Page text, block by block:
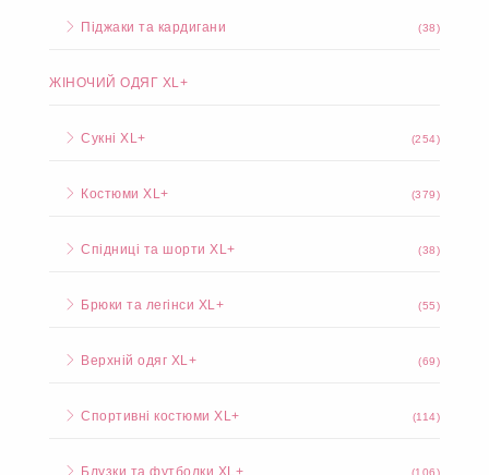
Піджаки та кардигани (38)
ЖІНОЧИЙ ОДЯГ XL+
Сукні XL+ (254)
Костюми XL+ (379)
Спідниці та шорти XL+ (38)
Брюки та легінси XL+ (55)
Верхній одяг XL+ (69)
Спортивні костюми XL+ (114)
Блузки та футболки XL+ (106)